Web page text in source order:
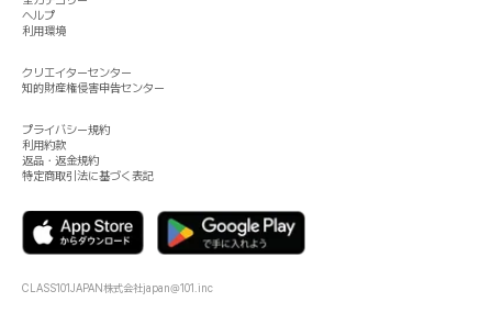
ヘルプ
利用環境
クリエイターセンター
知的財産権侵害申告センター
プライバシー規約
利用約款
返品・返金規約
特定商取引法に基づく表記
CLASS101JAPAN株式会社japan@101.inc